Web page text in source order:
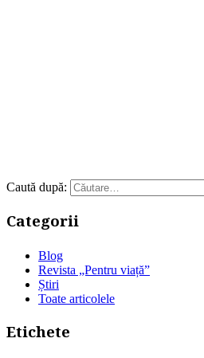
Caută după:
Categorii
Blog
Revista „Pentru viață”
Știri
Toate articolele
Etichete